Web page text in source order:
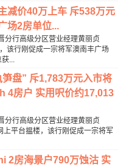
减价40万上车 斥538万元
场2房单位...
分行高级分区营业经理黄丽贞
该行刚促成一宗将军澳南丰广场
...
盘” 斥1,783万元入市将
4房户 实用呎价约17,013
分行高级分区营业经理黄丽贞
平台揾楼，该行刚促成一宗将军
2房海景户790万蚀沽 实